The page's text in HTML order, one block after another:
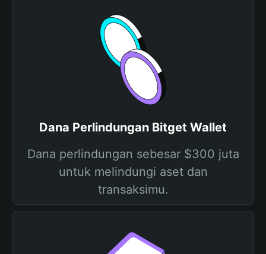
Dana Perlindungan Bitget Wallet
Dana perlindungan sebesar $300 juta
untuk melindungi aset dan
transaksimu.